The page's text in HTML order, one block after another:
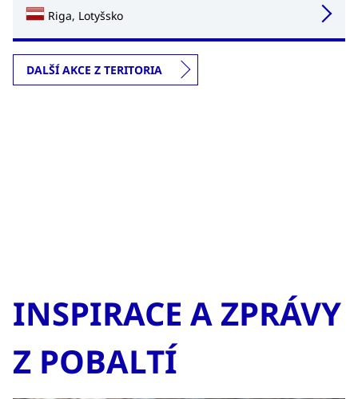
Riga, Lotyšsko
DALŠÍ AKCE Z TERITORIA
INSPIRACE A ZPRÁVY
Z POBALTÍ